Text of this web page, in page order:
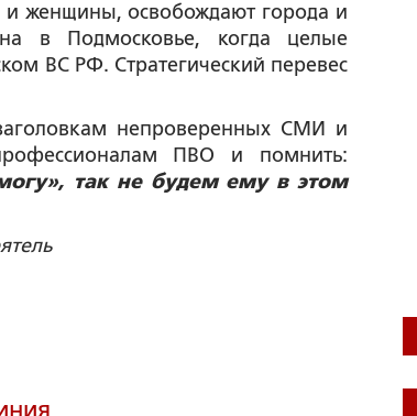
женщины, освобождают города и
в Подмосковье, когда целые
ВС РФ. Стратегический перевес
непроверенных СМИ и
ПВО и помнить:
так не будем ему в этом